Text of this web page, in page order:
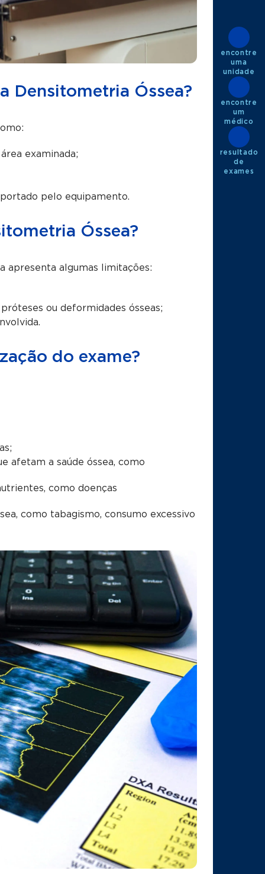
Densitometria Óssea?
examinada;
pelo equipamento.
Óssea?
apresenta algumas limitações:
ou deformidades ósseas;
do exame?
afetam a saúde óssea, como
como doenças
como tabagismo, consumo excessivo
encontre
uma
unidade
encontre
um
médico
resultado
de
exames